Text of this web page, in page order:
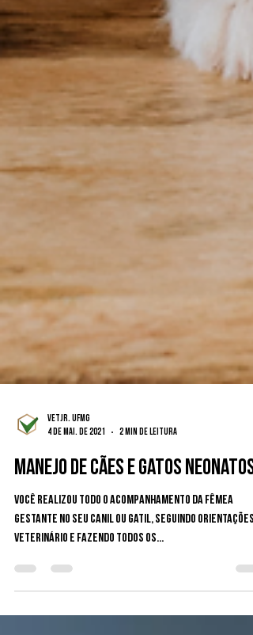
4 de mai. de 2021
2 min de leitura
Manejo de cães e gatos Neonatos
Você realizou todo o acompanhamento da fêmea
veterinário e fazendo todos os...